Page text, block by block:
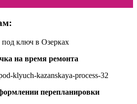
на время ремонта
перепланировки